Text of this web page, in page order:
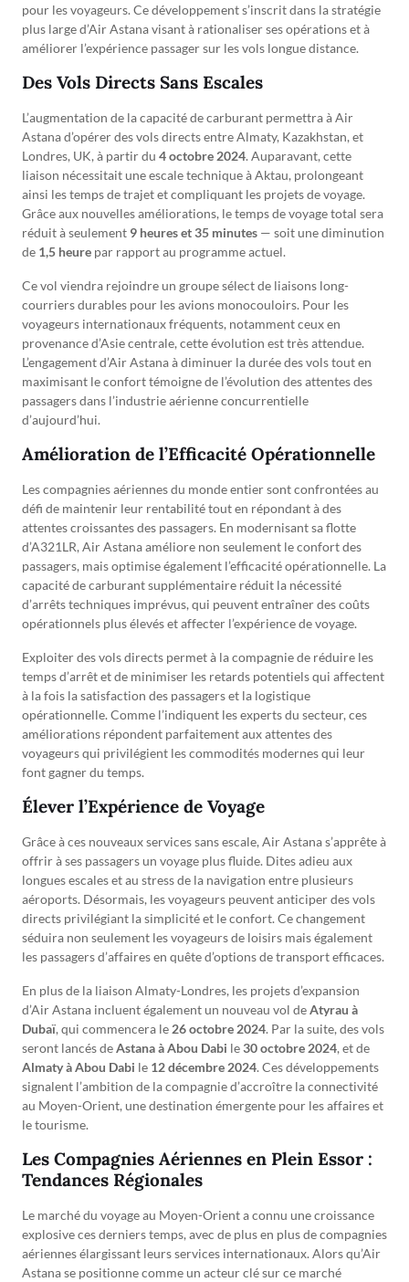
pour les voyageurs. Ce développement s’inscrit dans la stratégie
plus large d’Air Astana visant à rationaliser ses opérations et à
améliorer l’expérience passager sur les vols longue distance.
Des Vols Directs Sans Escales
L’augmentation de la capacité de carburant permettra à Air
Astana d’opérer des vols directs entre Almaty, Kazakhstan, et
Londres, UK, à partir du 4 octobre 2024. Auparavant, cette
liaison nécessitait une escale technique à Aktau, prolongeant
ainsi les temps de trajet et compliquant les projets de voyage.
Grâce aux nouvelles améliorations, le temps de voyage total sera
réduit à seulement 9 heures et 35 minutes — soit une diminution
de 1,5 heure par rapport au programme actuel.
Ce vol viendra rejoindre un groupe sélect de liaisons long-
courriers durables pour les avions monocouloirs. Pour les
voyageurs internationaux fréquents, notamment ceux en
provenance d’Asie centrale, cette évolution est très attendue.
L’engagement d’Air Astana à diminuer la durée des vols tout en
maximisant le confort témoigne de l’évolution des attentes des
passagers dans l’industrie aérienne concurrentielle
d’aujourd’hui.
Amélioration de l’Efficacité Opérationnelle
Les compagnies aériennes du monde entier sont confrontées au
défi de maintenir leur rentabilité tout en répondant à des
attentes croissantes des passagers. En modernisant sa flotte
d’A321LR, Air Astana améliore non seulement le confort des
passagers, mais optimise également l’efficacité opérationnelle. La
capacité de carburant supplémentaire réduit la nécessité
d’arrêts techniques imprévus, qui peuvent entraîner des coûts
opérationnels plus élevés et affecter l’expérience de voyage.
Exploiter des vols directs permet à la compagnie de réduire les
temps d’arrêt et de minimiser les retards potentiels qui affectent
à la fois la satisfaction des passagers et la logistique
opérationnelle. Comme l’indiquent les experts du secteur, ces
améliorations répondent parfaitement aux attentes des
voyageurs qui privilégient les commodités modernes qui leur
font gagner du temps.
Élever l’Expérience de Voyage
Grâce à ces nouveaux services sans escale, Air Astana s’apprête à
offrir à ses passagers un voyage plus fluide. Dites adieu aux
longues escales et au stress de la navigation entre plusieurs
aéroports. Désormais, les voyageurs peuvent anticiper des vols
directs privilégiant la simplicité et le confort. Ce changement
séduira non seulement les voyageurs de loisirs mais également
les passagers d’affaires en quête d’options de transport efficaces.
En plus de la liaison Almaty-Londres, les projets d’expansion
d’Air Astana incluent également un nouveau vol deAtyrau à
Dubaï, qui commencera le 26 octobre 2024. Par la suite, des vols
seront lancés deAstana à Abou Dabi le30 octobre 2024, et de
Almaty à Abou Dabi le 12 décembre 2024. Ces développements
signalent l’ambition de la compagnie d’accroître la connectivité
au Moyen-Orient, une destination émergente pour les affaires et
le tourisme.
Les Compagnies Aériennes en Plein Essor :
Tendances Régionales
Le marché du voyage au Moyen-Orient a connu une croissance
explosive ces derniers temps, avec de plus en plus de compagnies
aériennes élargissant leurs services internationaux. Alors qu’Air
Astana se positionne comme un acteur clé sur ce marché